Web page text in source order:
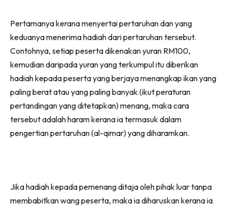
Pertamanya kerana menyertai pertaruhan dan yang
keduanya menerima hadiah dari pertaruhan tersebut.
Contohnya, setiap peserta dikenakan yuran RM100,
kemudian daripada yuran yang terkumpul itu diberikan
hadiah kepada peserta yang berjaya menangkap ikan yang
paling berat atau yang paling banyak (ikut peraturan
pertandingan yang ditetapkan) menang, maka cara
tersebut adalah haram kerana ia termasuk dalam
pengertian pertaruhan (al-qimar) yang diharamkan.
Jika hadiah kepada pemenang ditaja oleh pihak luar tanpa
membabitkan wang peserta, maka ia diharuskan kerana ia